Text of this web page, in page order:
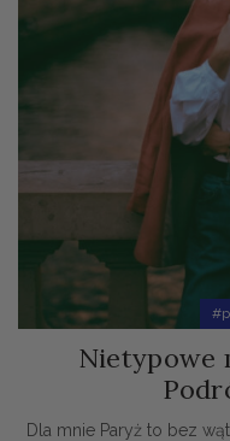
Nietypowe
Dla mnie Paryż to bez